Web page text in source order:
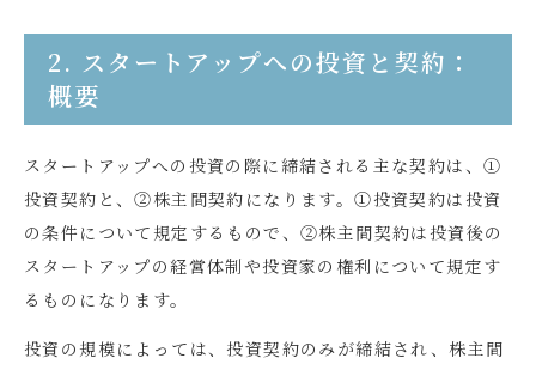
2. スタートアップへの投資と契約：
概要
スタートアップへの投資の際に締結される主な契約は、①
投資契約と、②株主間契約になります。①投資契約は投資
の条件について規定するもので、②株主間契約は投資後の
スタートアップの経営体制や投資家の権利について規定す
るものになります。
投資の規模によっては、投資契約のみが締結され、株主間